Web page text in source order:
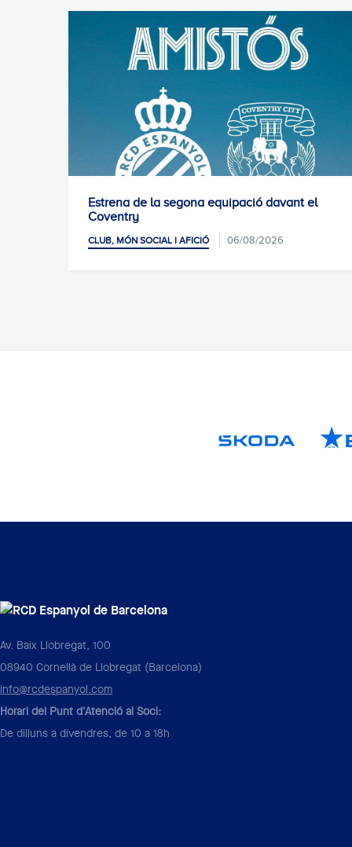
Estrena de la segona equipació davant el
Coventry
CLUB, MÓN SOCIAL I AFICIÓ 06/08/2026
Av. Baix Llobregat, 100
08940 Cornellà de Llobregat (Barcelona)
info@rcdespanyol.com
Horari del Punt d'Atenció al Soci:
De dilluns a divendres, de 10 a 18h